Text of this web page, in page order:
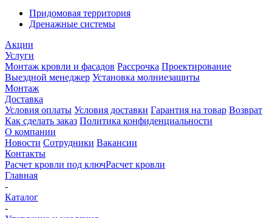
Придомовая территория
Дренажные системы
Акции
Услуги
Монтаж кровли и фасадов Рассрочка Проектирование
Выездной менеджер Установка молниезащиты
Монтаж
Доставка
Условия оплаты Условия доставки Гарантия на товар Возврат
Как сделать заказ Политика конфиденциальности
О компании
Новости Сотрудники Вакансии
Контакты
Расчет кровли под ключРасчет кровли
Главная
-
Каталог
-